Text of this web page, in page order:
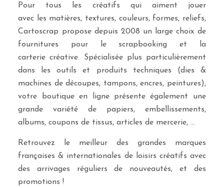
Pour tous les créatifs qui aiment jouer
avec les matières, textures, couleurs, formes, reliefs,
Cartoscrap propose depuis 2008 un large choix de
fournitures pour le scrapbooking et la
carterie créative. Spécialisée plus particulièrement
dans les outils et produits techniques (dies &
machines de découpes, tampons, encres, peintures),
votre boutique en ligne présente également une
grande variété de papiers, embellissements,
albums, coupons de tissus, articles de mercerie, …
Retrouvez le meilleur des grandes marques
françaises & internationales de loisirs créatifs avec
des arrivages réguliers de nouveautés, et des
promotions !